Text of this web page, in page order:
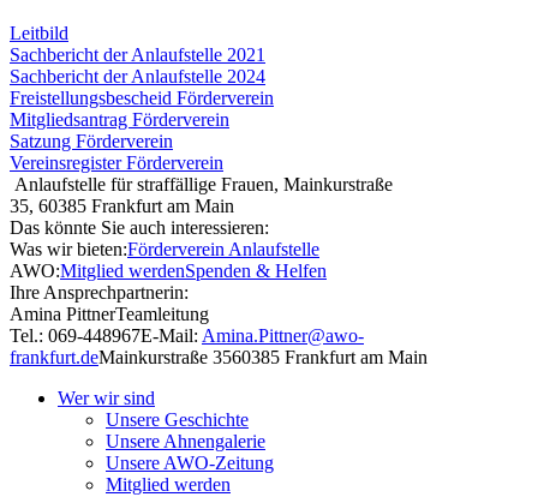
Leitbild
Sachbericht der Anlaufstelle 2021
Sachbericht der Anlaufstelle 2024
Freistellungsbescheid Förderverein
Mitgliedsantrag Förderverein
Satzung Förderverein
Vereinsregister Förderverein
Anlaufstelle für straffällige Frauen, Mainkurstraße
35, 60385 Frankfurt am Main
Das könnte Sie auch interessieren:
Was wir bieten:Förderverein Anlaufstelle
AWO:Mitglied werdenSpenden & Helfen
Ihre Ansprechpartnerin:
Amina PittnerTeamleitung
Tel.: 069-448967E-Mail: Amina.Pittner@awo-
frankfurt.deMainkurstraße 3560385 Frankfurt am Main
Wer wir sind
Unsere Geschichte
Unsere Ahnengalerie
Unsere AWO-Zeitung
Mitglied werden